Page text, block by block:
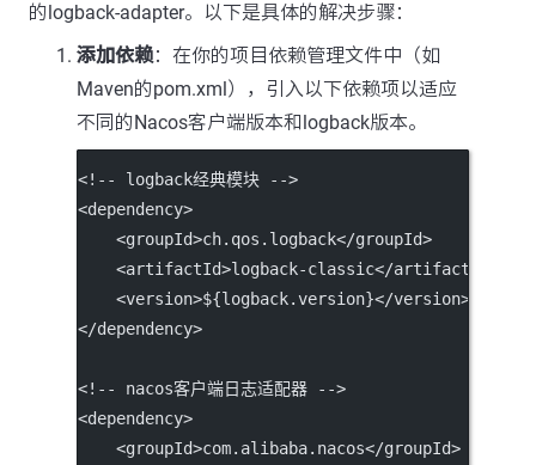
的logback-adapter。以下是具体的解决步骤：
添加依赖：在你的项目依赖管理文件中（如
Maven的pom.xml），引入以下依赖项以适应
不同的Nacos客户端版本和logback版本。
<!-- logback经典模块 -->
<dependency>
    <
groupId>ch.qos.logback</groupId>
    <
artifactId>logback-classic</artifactId
    <
version>${logback.version}</version>
</dependency>
<!-- nacos客户端日志适配器 -->
<dependency>
    <
groupId>com.alibaba.nacos</groupId>